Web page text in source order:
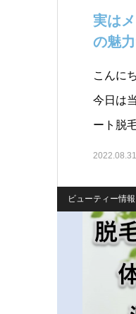
実は
の魅
こんに
今日は
ート脱
2022.08.31
ビューティー情報